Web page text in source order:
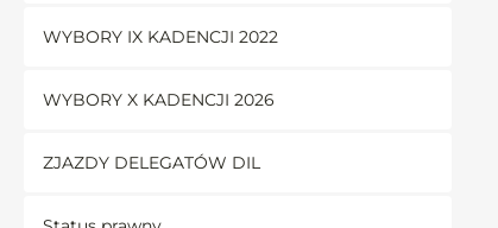
WYBORY IX KADENCJI 2022
WYBORY X KADENCJI 2026
ZJAZDY DELEGATÓW DIL